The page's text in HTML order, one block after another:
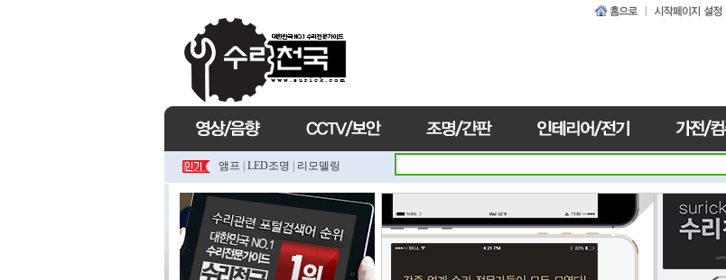
앰프 LED조명 리모델링